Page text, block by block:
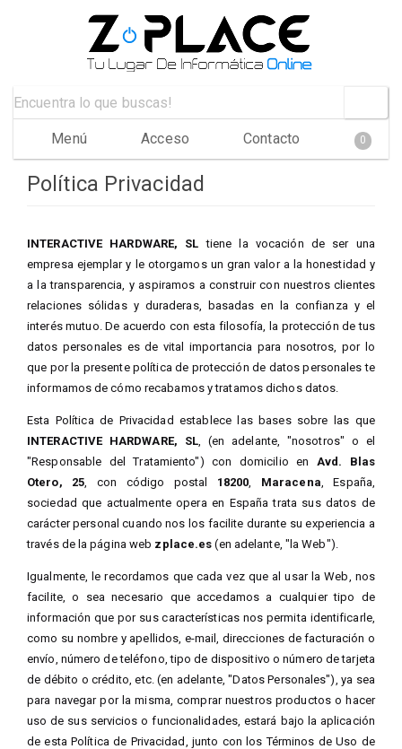
Menú Acceso Contacto 0
Política Privacidad
INTERACTIVE HARDWARE, SL tiene la vocación de ser una
empresa ejemplar y le otorgamos un gran valor a la honestidad y
a la transparencia, y aspiramos a construir con nuestros clientes
relaciones sólidas y duraderas, basadas en la confianza y el
interés mutuo. De acuerdo con esta filosofía, la protección de tus
datos personales es de vital importancia para nosotros, por lo
que por la presente política de protección de datos personales te
informamos de cómo recabamos y tratamos dichos datos.
Esta Política de Privacidad establece las bases sobre las que
INTERACTIVE HARDWARE, SL, (en adelante, "nosotros" o el
"Responsable del Tratamiento") con domicilio en Avd. Blas
Otero, 25 , con código postal 18200 Maracena , España,
sociedad que actualmente opera en España trata sus datos de
carácter personal cuando nos los facilite durante su experiencia a
través de la página web zplace.es (en adelante, "la Web").
Igualmente, le recordamos que cada vez que al usar la Web, nos
facilite, o sea necesario que accedamos a cualquier tipo de
información que por sus características nos permita identificarle,
como su nombre y apellidos, e-mail, direcciones de facturación o
envío, número de teléfono, tipo de dispositivo o número de tarjeta
de débito o crédito, etc. (en adelante, "Datos Personales"), ya sea
para navegar por la misma, comprar nuestros productos o hacer
uso de sus servicios o funcionalidades, estará bajo la aplicación
de esta Política de Privacidad, junto con los Términos de Uso de